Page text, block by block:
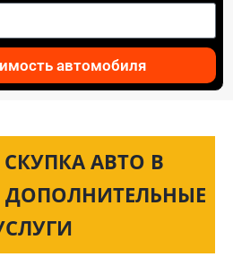
автомобиля
АВТО В